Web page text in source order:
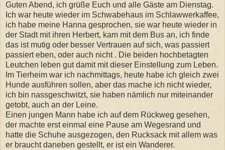
Guten Abend, ich grüße Euch und alle Gäste am Dienstag.
Ich war heute wieder im Schwabehaus im Schlawwerkaffee,
ich habe meine Hanna gesprochen, sie war heute wieder in
der Stadt mit ihren Herbert, kam mit dem Bus an, ich finde
das ist mutig oder besser Vertrauen auf sich, was passiert
passiert eben, oder auch nicht . Die beiden hochbetagten
Leutchen leben gut damit mit dieser Einstellung zum Leben.
Im Tierheim war ich nachmittags, heute habe ich gleich zwei
Hunde ausführen sollen, aber das mache ich nicht wieder,
ich bin nassgeschwitzt, sie haben nämlich nur miteinander
getobt, auch an der Leine.
Einen jungen Mann habe ich auf dem Rückweg gesehen,
der machte erst einmal eine Pause am Wegesrand und
hatte die Schuhe ausgezogen, den Rucksack mit allem was
er braucht daneben gestellt, er ist ein Wanderer.